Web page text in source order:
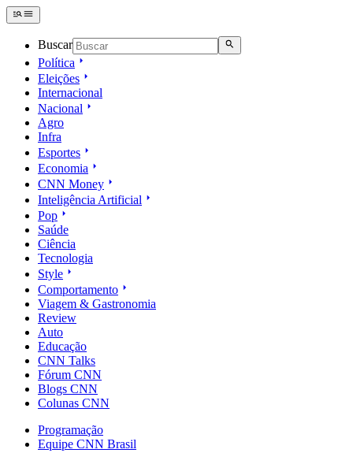
Buscar
Política
Eleições
Internacional
Nacional
Agro
Infra
Esportes
Economia
CNN Money
Inteligência Artificial
Pop
Saúde
Ciência
Tecnologia
Style
Comportamento
Viagem & Gastronomia
Review
Auto
Educação
CNN Talks
Fórum CNN
Blogs CNN
Colunas CNN
Programação
Equipe CNN Brasil